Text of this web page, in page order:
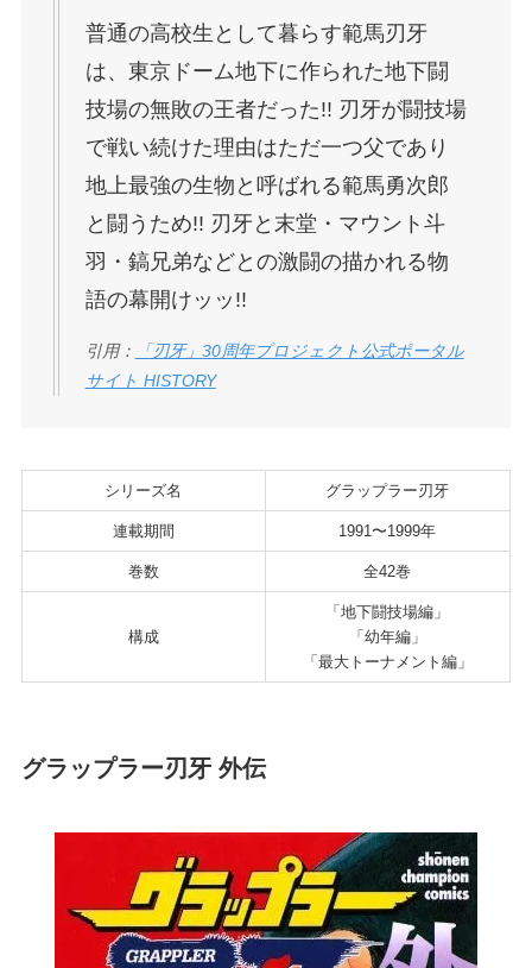
普通の高校生として暮らす範馬刃牙
は、東京ドーム地下に作られた地下闘
技場の無敗の王者だった!! 刃牙が闘技場
で戦い続けた理由はただ一つ父であり
地上最強の生物と呼ばれる範馬勇次郎
と闘うため!! 刃牙と末堂・マウント斗
羽・鎬兄弟などとの激闘の描かれる物
語の幕開けッッ!!
引用：
「刃牙」30周年プロジェクト公式ポータル
サイト HISTORY
シリーズ名 グラップラー刃牙
連載期間 1991〜1999年
巻数 全42巻
構成
「地下闘技場編」
「幼年編」
「最大トーナメント編」
グラップラー刃牙 外伝